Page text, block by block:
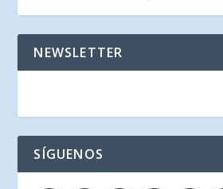
NEWSLETTER
SÍGUENOS